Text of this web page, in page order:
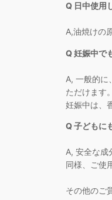
Q 日中使用
A,油焼けの
Q 妊娠中で
A, 一般的に
ただけます
妊娠中は、
Q 子どもに
A, 安全な成
同様、ご使
その他のご